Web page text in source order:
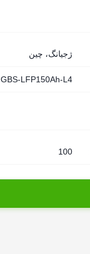
ژجیانگ، چین
GBS-LFP150Ah-L4
100